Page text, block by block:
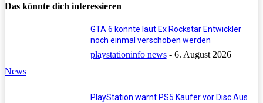
Das könnte dich interessieren
News
GTA 6 könnte laut Ex Rockstar Entwickler
noch einmal verschoben werden
playstationinfo news - 6. August 2026
PlayStation warnt PS5 Käufer vor Disc Aus